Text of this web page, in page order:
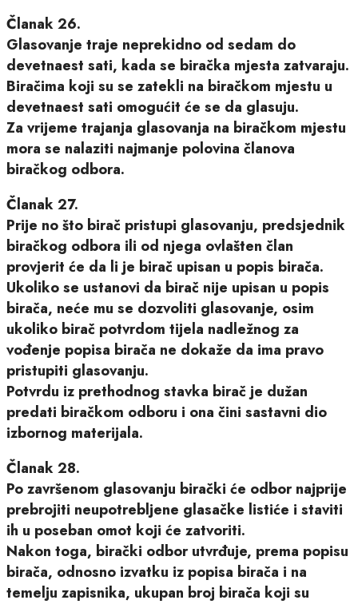
Članak 26.
Glasovanje traje neprekidno od sedam do
devetnaest sati, kada se biračka mjesta zatvaraju.
Biračima koji su se zatekli na biračkom mjestu u
devetnaest sati omogućit će se da glasuju.
Za vrijeme trajanja glasovanja na biračkom mjestu
mora se nalaziti najmanje polovina članova
biračkog odbora.
Članak 27.
Prije no što birač pristupi glasovanju, predsjednik
biračkog odbora ili od njega ovlašten član
provjerit će da li je birač upisan u popis birača.
Ukoliko se ustanovi da birač nije upisan u popis
birača, neće mu se dozvoliti glasovanje, osim
ukoliko birač potvrdom tijela nadležnog za
vođenje popisa birača ne dokaže da ima pravo
pristupiti glasovanju.
Potvrdu iz prethodnog stavka birač je dužan
predati biračkom odboru i ona čini sastavni dio
izbornog materijala.
Članak 28.
Po završenom glasovanju birački će odbor najprije
prebrojiti neupotrebljene glasačke listiće i staviti
ih u poseban omot koji će zatvoriti.
Nakon toga, birački odbor utvrđuje, prema popisu
birača, odnosno izvatku iz popisa birača i na
temelju zapisnika, ukupan broj birača koji su